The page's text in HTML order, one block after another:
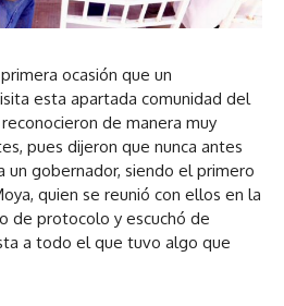
ocasión que un
esta apartada comunidad del
de manera muy
pues dijeron que nunca antes
gobernador, siendo el primero
quien se reunió con ellos en la
de protocolo y escuchó de
a todo el que tuvo algo que